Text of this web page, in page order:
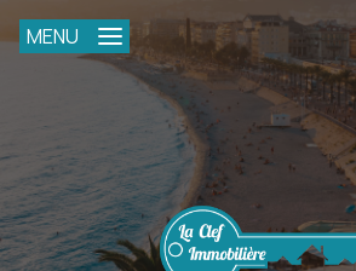
MENU